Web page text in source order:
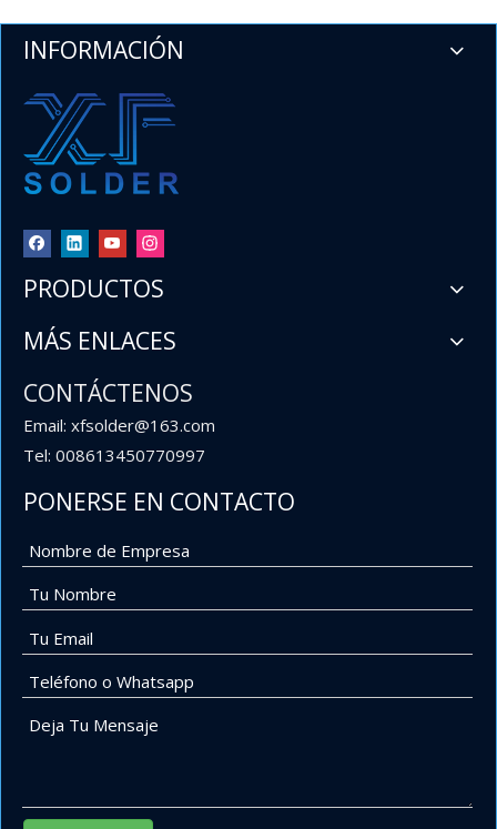
La combinación de la probada aleación 60 sn 40 pb, la
INFORMACIÓN
PRODUCTOS
MÁS ENLACES
CONTÁCTENOS
Email: xfsolder@163.com
Tel: 008613450770997
PONERSE EN CONTACTO